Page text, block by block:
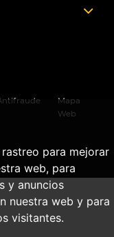
para mejorar
web, para
y anuncios
nuestra web y para
visitantes.
Mapa
Web